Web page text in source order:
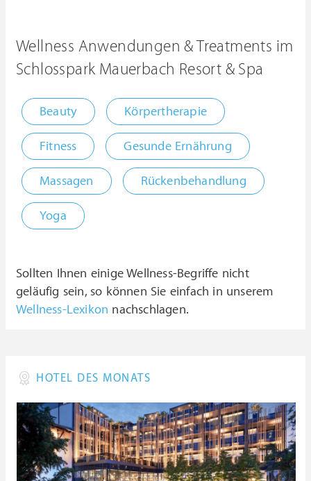
Wellness Anwendungen & Treatments im
Schlosspark Mauerbach Resort & Spa
Beauty Körpertherapie
Fitness Gesunde Ernährung
Massagen Rückenbehandlung
Yoga
Sollten Ihnen einige Wellness-Begriffe nicht
geläufig sein, so können Sie einfach in unserem
Wellness-Lexikon nachschlagen.
HOTEL DES MONATS